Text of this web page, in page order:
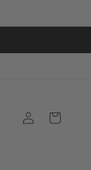
Iniciar
sesión
Carrito